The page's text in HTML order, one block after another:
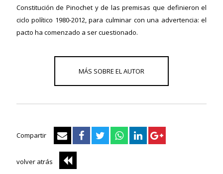
Constitución de Pinochet y de las premisas que definieron el
ciclo político 1980-2012, para culminar con una advertencia: el
pacto ha comenzado a ser cuestionado.
Compartir
volver atrás